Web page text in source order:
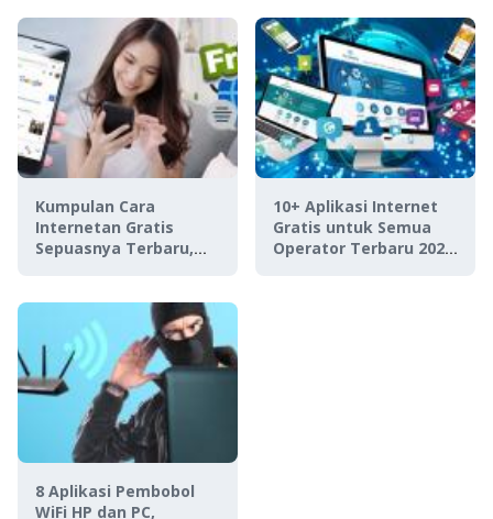
Kumpulan Cara
Internetan Gratis
Sepuasnya Terbaru,
10+ Aplikasi Internet
Gratis untuk Semua
Operator Terbaru 2023,
8 Aplikasi Pembobol
WiFi HP dan PC,